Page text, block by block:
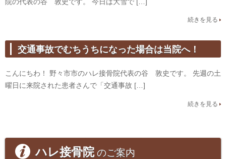
院の代表の谷 敦史です。 今日は大雪で […]
続きを見る
交通事故でむちうちになった場合は当院へ！
こんにちわ！ 野々市市のハレ接骨院代表の谷 敦史です。 先週の土
曜日に来院された患者さんで「交通事故 […]
続きを見る
ハレ接骨院 のご案内